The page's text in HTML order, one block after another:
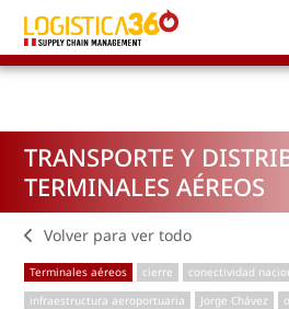
TRANSPORTE Y
TERMINALES AÉREOS
Volver para ver todo
Terminales aéreos cierre
conectividad
infraestructura aeroportuaria
Jorge Chávez